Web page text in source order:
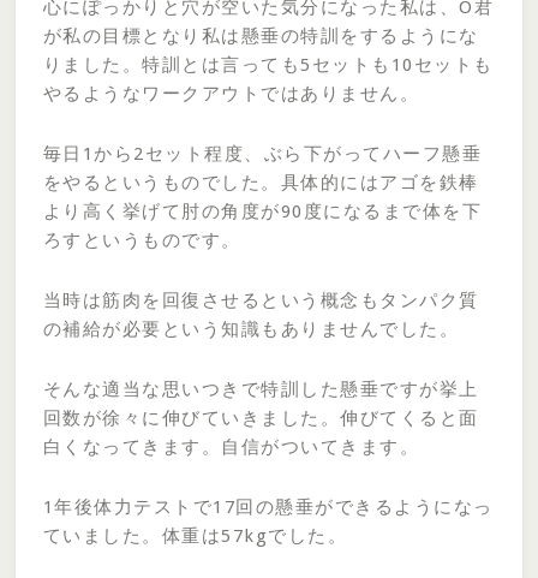
心にぽっかりと穴が空いた気分になった私は、O君
が私の目標となり私は懸垂の特訓をするようにな
りました。特訓とは言っても5セットも10セットも
やるようなワークアウトではありません。
毎日1から2セット程度、ぶら下がってハーフ懸垂
をやるというものでした。具体的にはアゴを鉄棒
より高く挙げて肘の角度が90度になるまで体を下
ろすというものです。
当時は筋肉を回復させるという概念もタンパク質
の補給が必要という知識もありませんでした。
そんな適当な思いつきで特訓した懸垂ですが挙上
回数が徐々に伸びていきました。伸びてくると面
白くなってきます。自信がついてきます。
1年後体力テストで17回の懸垂ができるようになっ
ていました。体重は57kgでした。